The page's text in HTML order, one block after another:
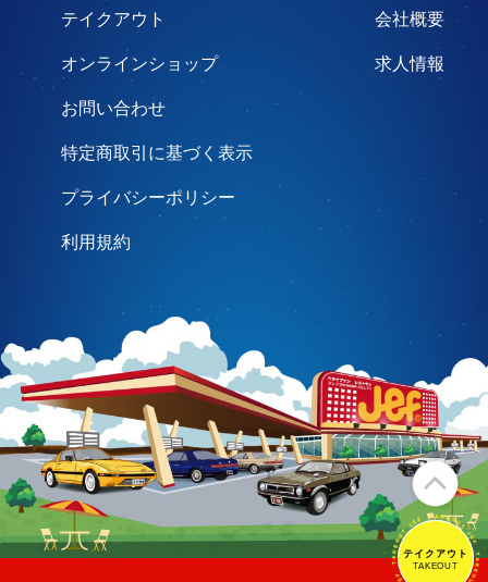
テイクアウト
TAKEOUT
テイクアウト
TAKEOUT
テイクアウト
オンラインショップ
会社概要
求人情報
お問い合わせ
特定商取引に基づく表示
プライバシーポリシー
利用規約